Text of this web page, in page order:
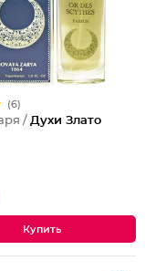
(6)
/ Духи Злато